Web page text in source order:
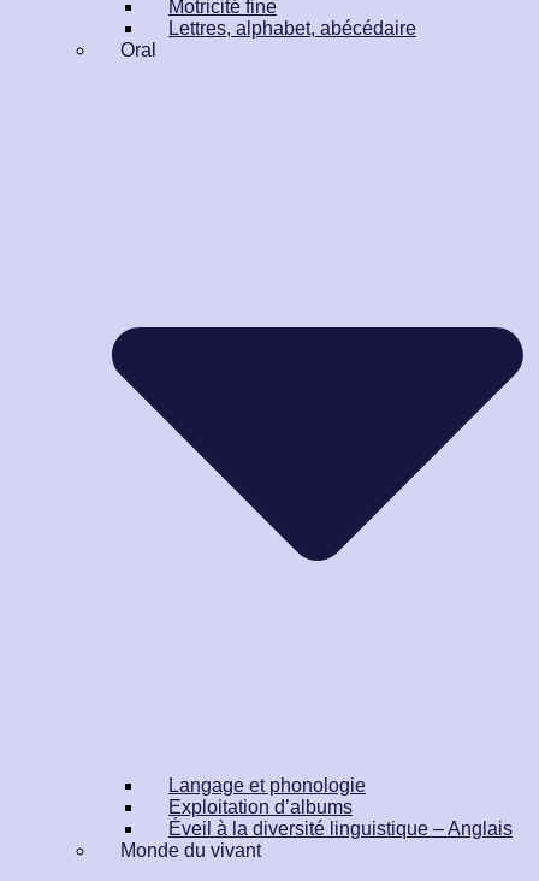
Motricité fine
Lettres, alphabet, abécédaire
Oral
Langage et phonologie
Exploitation d’albums
Éveil à la diversité linguistique – Anglais
Monde du vivant